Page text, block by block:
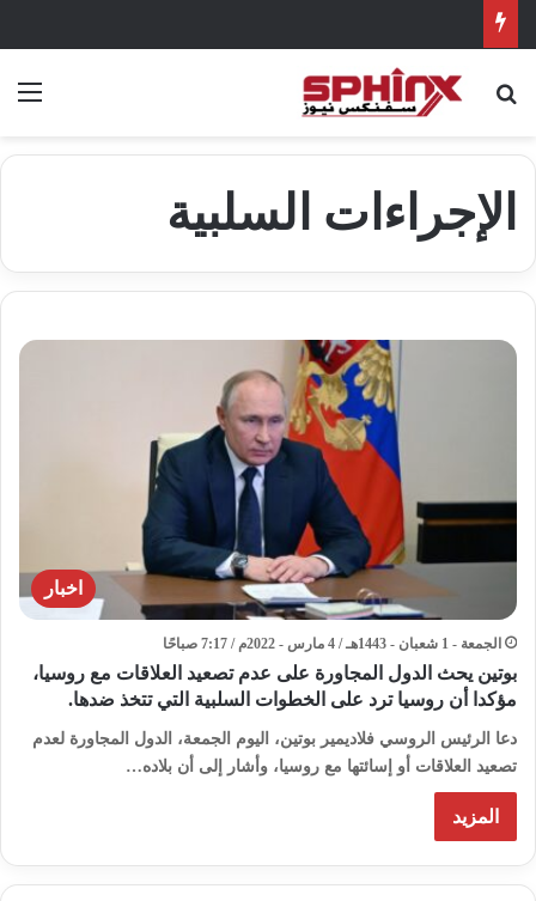
بحث عن
الإجراءات السلبية
اخبار
الجمعة - 1 شعبان - 1443هـ / 4 مارس - 2022م / 7:17 صباحًا
بوتين يحث الدول المجاورة على عدم تصعيد العلاقات مع روسيا،
مؤكدا أن روسيا ترد على الخطوات السلبية التي تتخذ ضدها.
دعا الرئيس الروسي فلاديمير بوتين، اليوم الجمعة، الدول المجاورة لعدم
تصعيد العلاقات أو إسائتها مع روسيا، وأشار إلى أن بلاده…
المزيد